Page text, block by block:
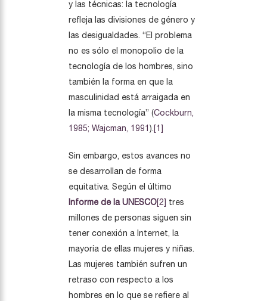
y las técnicas: la tecnología
refleja las divisiones de género y
las desigualdades. “El problema
no es sólo el monopolio de la
tecnología de los hombres, sino
también la forma en que la
masculinidad está arraigada en
la misma tecnología” (Cockburn,
1985; Wajcman, 1991 ).[1]
Sin embargo, estos avances no
se desarrollan de forma
equitativa. Según el último
Informe de la UNESCO[2] tres
millones de personas siguen sin
tener conexión a Internet, la
mayoría de ellas mujeres y niñas.
Las mujeres también sufren un
retraso con respecto a los
hombres en lo que se refiere al